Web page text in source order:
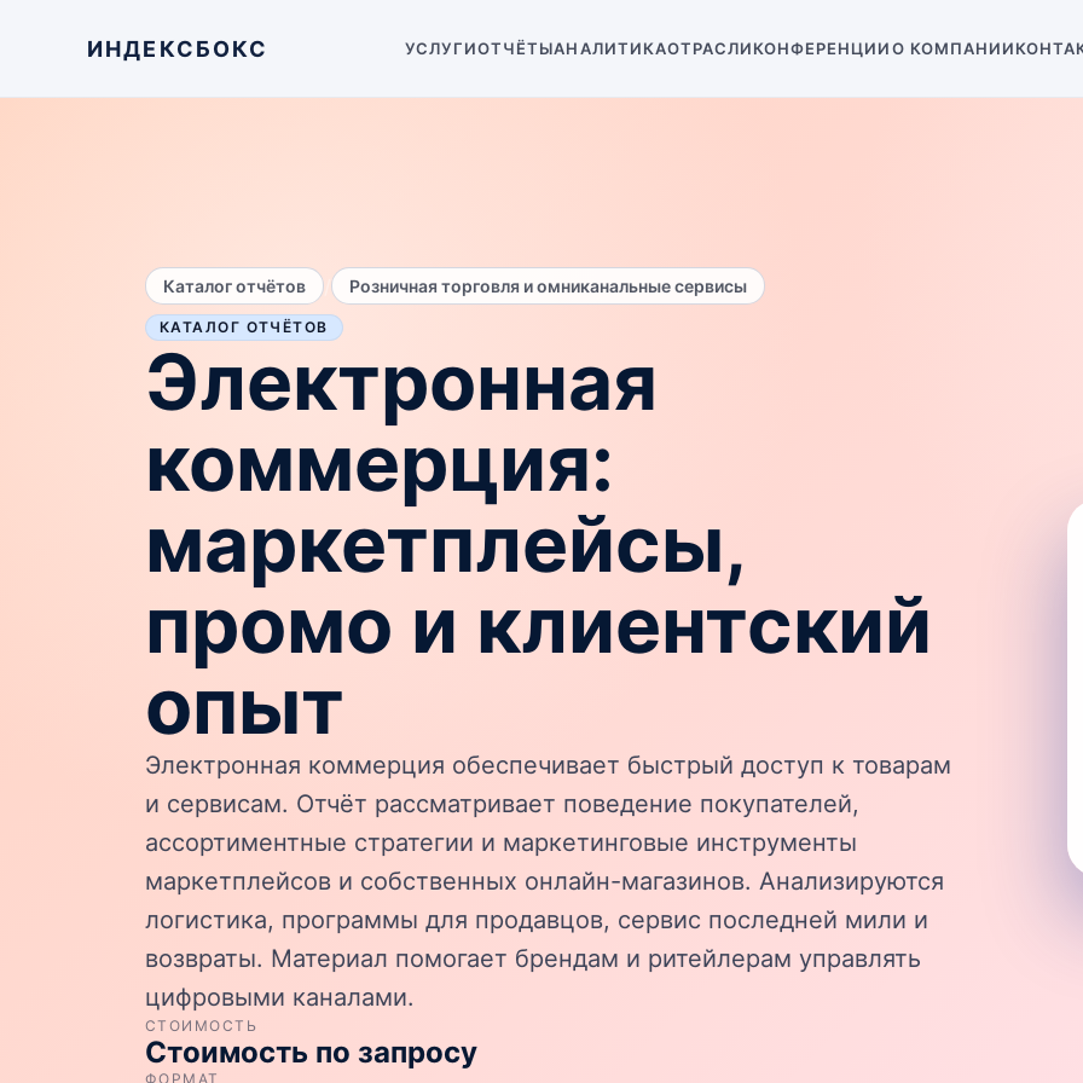
ИНДЕКСБОКС УСЛУГИОТЧЁТЫАНАЛИТИКАОТРАСЛИКОНФЕРЕНЦИИО КОМПАНИИ
Каталог отчётов Розничная торговля и омниканальные сервисы
КАТАЛОГ ОТЧЁТОВ
Электронная
коммерция:
маркетплейсы,
промо и клиентский
опыт
Электронная коммерция обеспечивает быстрый доступ к товарам
и сервисам. Отчёт рассматривает поведение покупателей,
ассортиментные стратегии и маркетинговые инструменты
маркетплейсов и собственных онлайн-магазинов. Анализируются
логистика, программы для продавцов, сервис последней мили и
возвраты. Материал помогает брендам и ритейлерам управлять
цифровыми каналами.
СТОИМОСТЬ
Стоимость по запросу
ФОРМАТ